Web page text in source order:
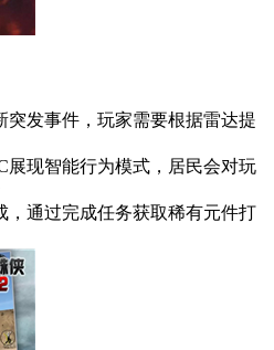
突发事件，玩家需要根据雷达提
展现智能行为模式，居民会对玩
，通过完成任务获取稀有元件打